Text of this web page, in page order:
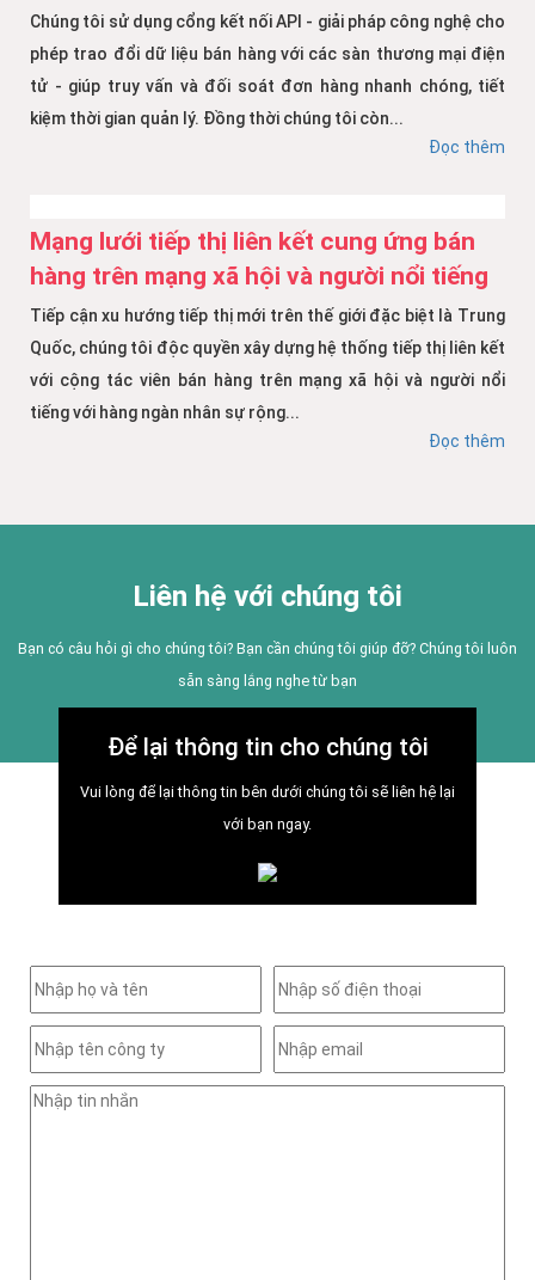
Chúng tôi sử dụng cổng kết nối API - giải pháp công nghệ cho
phép trao đổi dữ liệu bán hàng với các sàn thương mại điện
tử - giúp truy vấn và đối soát đơn hàng nhanh chóng, tiết
kiệm thời gian quản lý. Đồng thời chúng tôi còn...
Đọc thêm
Mạng lưới tiếp thị liên kết cung ứng bán
hàng trên mạng xã hội và người nổi tiếng
Tiếp cận xu hướng tiếp thị mới trên thế giới đặc biệt là Trung
Quốc, chúng tôi độc quyền xây dựng hệ thống tiếp thị liên kết
với cộng tác viên bán hàng trên mạng xã hội và người nổi
tiếng với hàng ngàn nhân sự rộng...
Đọc thêm
Liên hệ với chúng tôi
Bạn có câu hỏi gì cho chúng tôi? Bạn cần chúng tôi giúp đỡ? Chúng tôi luôn
sẵn sàng lắng nghe từ bạn
Để lại thông tin cho chúng tôi
Vui lòng để lại thông tin bên dưới chúng tôi sẽ liên hệ lại
với bạn ngay.